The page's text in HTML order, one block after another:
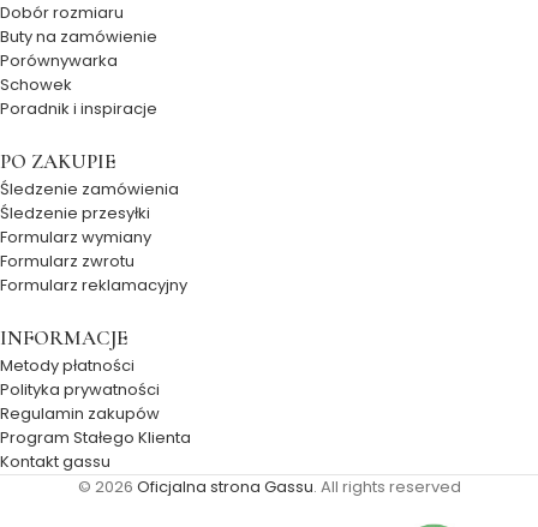
Dobór rozmiaru
Buty na zamówienie
Porównywarka
Schowek
Poradnik i inspiracje
PO ZAKUPIE
Śledzenie zamówienia
Śledzenie przesyłki
Formularz wymiany
Formularz zwrotu
Formularz reklamacyjny
INFORMACJE
Metody płatności
Polityka prywatności
Regulamin zakupów
Program Stałego Klienta
Kontakt gassu
© 2026 Oficjalna strona Gassu. All rights reserved